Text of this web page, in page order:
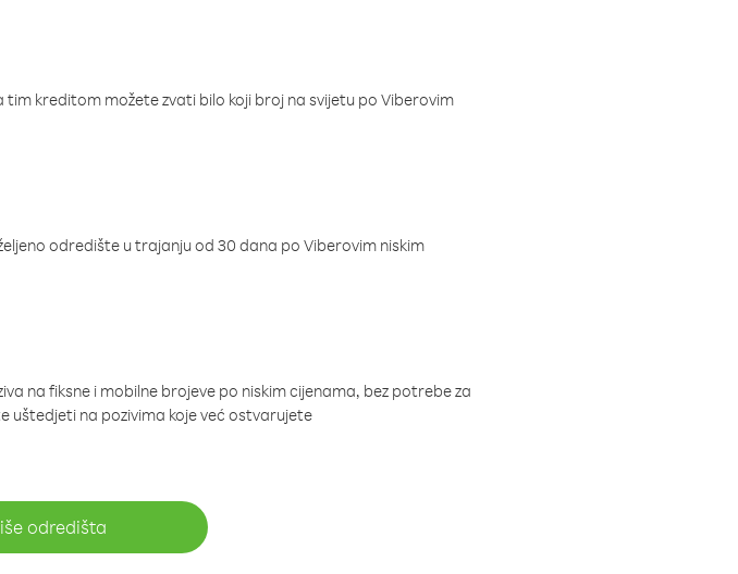
kreditom možete zvati bilo koji broj na svijetu po Viberovim
odredište u trajanju od 30 dana po Viberovim niskim
na fiksne i mobilne brojeve po niskim cijenama, bez potrebe za
uštedjeti na pozivima koje već ostvarujete
odredišta